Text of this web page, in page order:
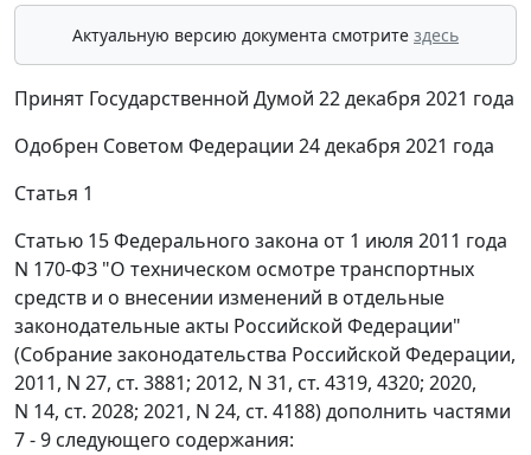
Актуальную версию документа смотрите здесь
Принят Государственной Думой 22 декабря 2021 года
Одобрен Советом Федерации 24 декабря 2021 года
Статья 1
Статью 15 Федерального закона от 1 июля 2011 года
N 170-ФЗ "О техническом осмотре транспортных
средств и о внесении изменений в отдельные
законодательные акты Российской Федерации"
(Собрание законодательства Российской Федерации,
2011, N 27, ст. 3881; 2012, N 31, ст. 4319, 4320; 2020,
N 14, ст. 2028; 2021, N 24, ст. 4188) дополнить частями
7 - 9 следующего содержания: